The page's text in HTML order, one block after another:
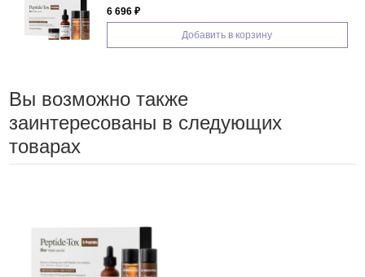
6 696 ₽
Добавить в корзину
Вы возможно также
заинтересованы в следующих
товарах